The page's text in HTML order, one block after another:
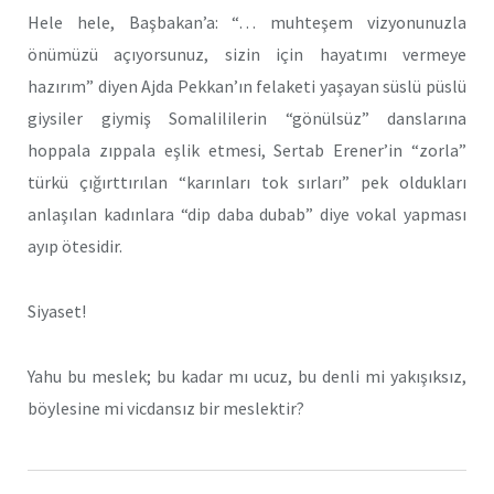
Hele hele, Başbakan’a: “… muhteşem vizyonunuzla
önümüzü açıyorsunuz, sizin için hayatımı vermeye
hazırım” diyen Ajda Pekkan’ın felaketi yaşayan süslü püslü
giysiler giymiş Somalililerin “gönülsüz” danslarına
hoppala zıppala eşlik etmesi, Sertab Erener’in “zorla”
türkü çığırttırılan “karınları tok sırları” pek oldukları
anlaşılan kadınlara “dip daba dubab” diye vokal yapması
ayıp ötesidir.
Siyaset!
Yahu bu meslek; bu kadar mı ucuz, bu denli mi yakışıksız,
böylesine mi vicdansız bir meslektir?